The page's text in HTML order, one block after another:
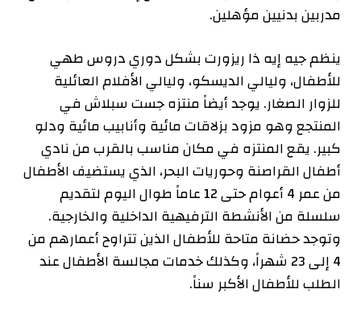
مدربين بدنيين مؤهلين.
ينظم جيه إيه ذا ريزورت بشكل دوري دروس طهي
للأطفال، وليالي الديسكو، وليالي الأفلام العائلية
للزوار الصغار. يوجد أيضاً منتزه جست سبلاش في
المنتجع وهو مزود بزلاقات مائية وأنابيب مائية ودلو
كبير. يقع المنتزه في مكان مناسب بالقرب من نادي
أطفال القراصنة وحوريات البحر، الذي يستضيف الأطفال
من عمر 4 أعوام حتى 12 عاماً طوال اليوم لتقديم
سلسلة من الأنشطة الترفيهية الداخلية والخارجية.
وتوجد حضانة متاحة للأطفال الذين تتراوح أعمارهم من
4 إلى 23 شهراً، وكذلك خدمات مجالسة الأطفال عند
الطلب للأطفال الأكبر سناً.